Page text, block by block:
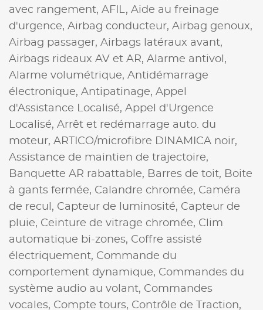
avec rangement, AFIL, Aide au freinage
d'urgence, Airbag conducteur, Airbag genoux,
Airbag passager, Airbags latéraux avant,
Airbags rideaux AV et AR, Alarme antivol,
Alarme volumétrique, Antidémarrage
électronique, Antipatinage, Appel
d'Assistance Localisé, Appel d'Urgence
Localisé, Arrêt et redémarrage auto. du
moteur, ARTICO/microfibre DINAMICA noir,
Assistance de maintien de trajectoire,
Banquette AR rabattable, Barres de toit, Boite
à gants fermée, Calandre chromée, Caméra
de recul, Capteur de luminosité, Capteur de
pluie, Ceinture de vitrage chromée, Clim
automatique bi-zones, Coffre assisté
électriquement, Commande du
comportement dynamique, Commandes du
système audio au volant, Commandes
vocales, Compte tours, Contrôle de Traction,